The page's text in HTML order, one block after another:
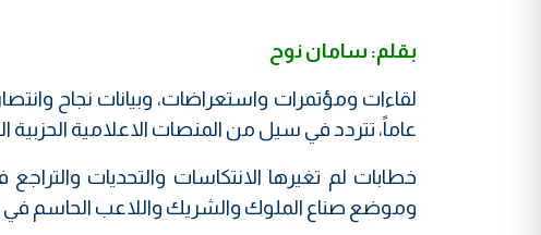
بقلم: سامان نوح
عاماً، تتردد في سيل من المنصات الاعلامية الحزبية
خطابات لم تغيرها الانتكاسات والتحديات
وموضع صناع الملوك والشريك واللاعب الحاسم في